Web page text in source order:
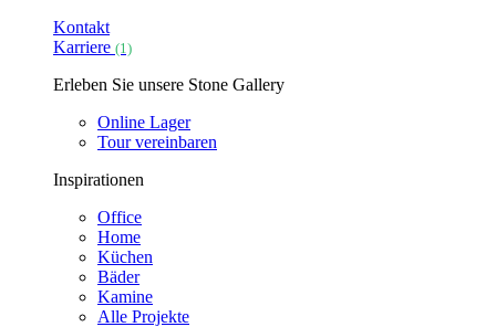
Kontakt
Karriere (1)
Erleben Sie unsere Stone Gallery
Online Lager
Tour vereinbaren
Inspirationen
Office
Home
Küchen
Bäder
Kamine
Alle Projekte